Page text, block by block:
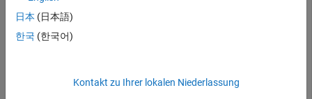
    ⋮
downloadWaveform (f,w2);
    ⋮
日本 (日本語)
한국 (한국어)
Kontakt zu Ihrer lokalen Niederlassung